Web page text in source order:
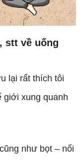
stt về uống
lại rất thích tôi
giới xung quanh
như bọt – nổi